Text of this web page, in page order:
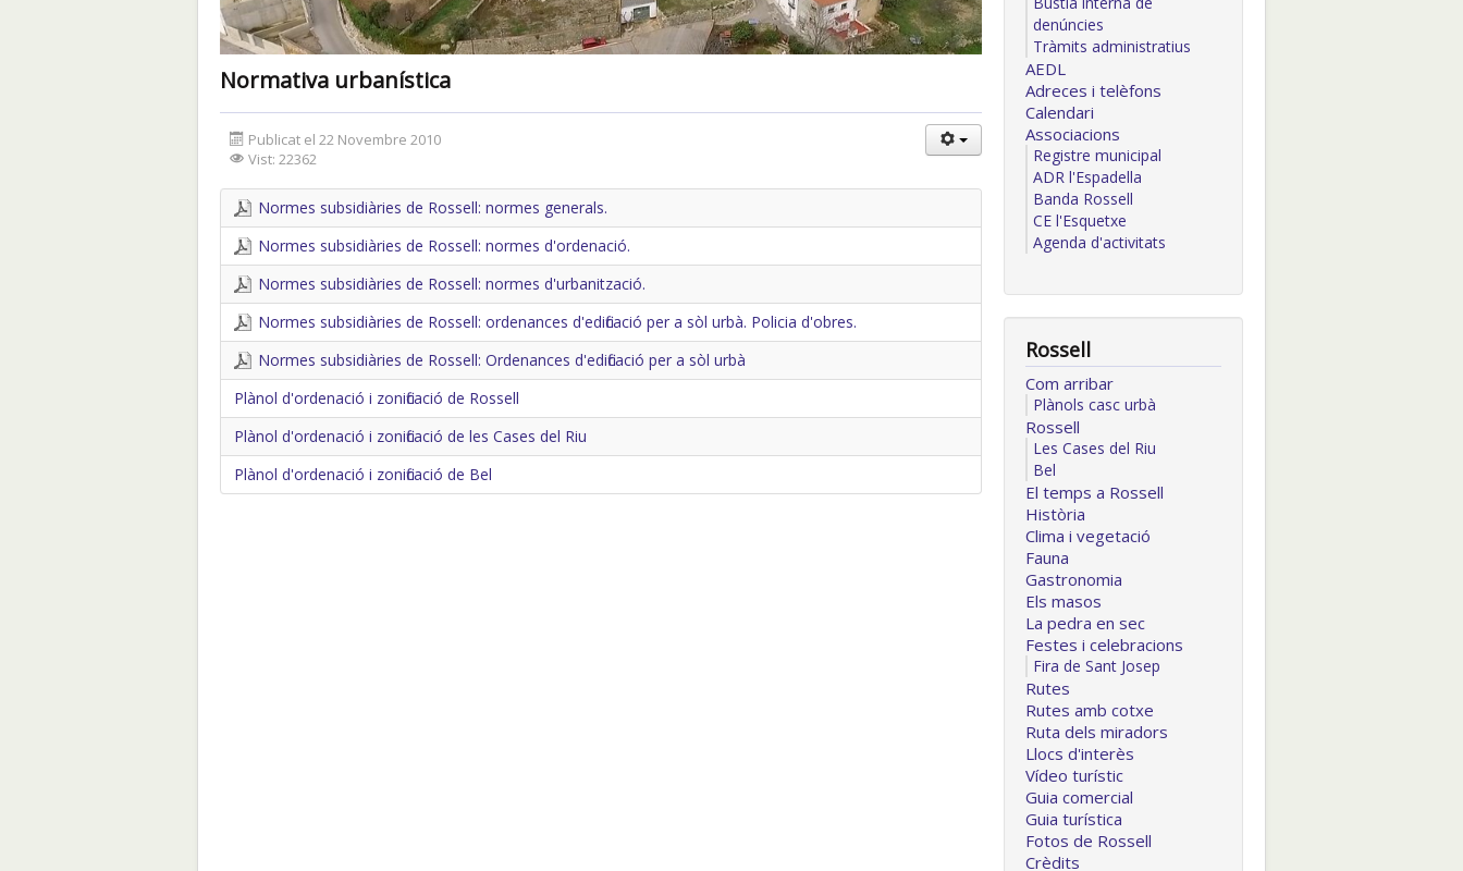
Normativa urbanística
Publicat el 22 Novembre 2010
Vist: 22362
Normes subsidiàries de Rossell: normes generals.
Normes subsidiàries de Rossell: normes d'ordenació.
Normes subsidiàries de Rossell: normes d'urbanització.
Normes subsidiàries de Rossell: ordenances d'edificació per a sòl urbà. Policia d'obres.
Normes subsidiàries de Rossell: Ordenances d'edificació per a sòl urbà
Plànol d'ordenació i zonificació de Rossell
Plànol d'ordenació i zonificació de les Cases del Riu
Plànol d'ordenació i zonificació de Bel
denúncies
Tràmits administratius
AEDL
Adreces i telèfons
Calendari
Associacions
Registre municipal
ADR l'Espadella
Banda Rossell
CE l'Esquetxe
Agenda d'activitats
Rossell
Com arribar
Plànols casc urbà
Rossell
Les Cases del Riu
Bel
El temps a Rossell
Història
Clima i vegetació
Fauna
Gastronomia
Els masos
La pedra en sec
Festes i celebracions
Fira de Sant Josep
Rutes
Rutes amb cotxe
Ruta dels miradors
Llocs d'interès
Vídeo turístic
Guia comercial
Guia turística
Fotos de Rossell
Crèdits